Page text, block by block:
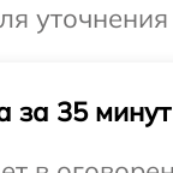
за 35 минут